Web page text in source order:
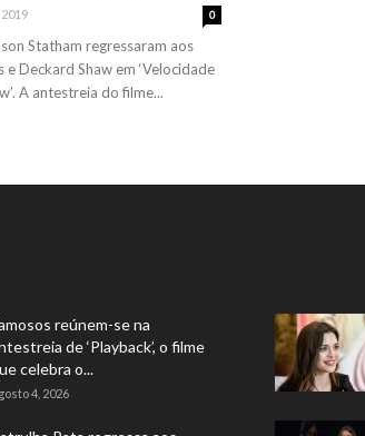
0
Statham regressaram aos
Deckard Shaw em ‘Velocidade
A antestreia do filme...
reúnem-se na
de ‘Playback’, o filme
celebra o...
4, 2026